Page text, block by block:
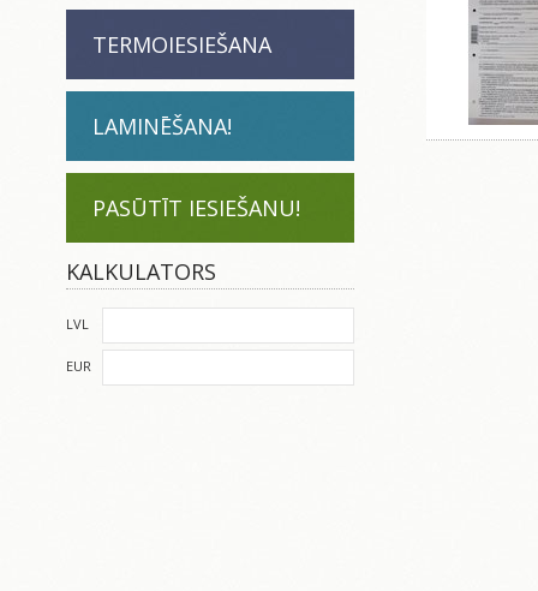
TERMOIESIEŠANA
LAMINĒŠANA!
PASŪTĪT IESIEŠANU!
KALKULATORS
LVL
EUR